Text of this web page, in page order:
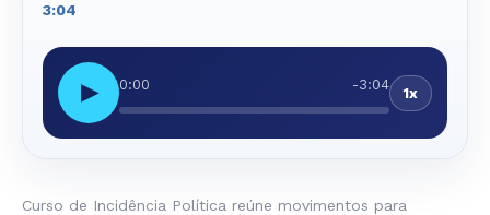
3:04
▶ 0:00 -3:04 1x
Curso de Incidência Política reúne movimentos para